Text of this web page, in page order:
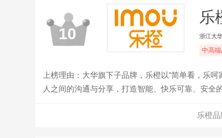
10
乐
浙江大
中高
上榜理由：大华旗下子品牌，乐橙以“简单看，乐
人之间的沟通与分享，打造智能、快乐可靠、安全
乐橙